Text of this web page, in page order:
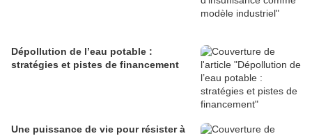
Dépollution de l’eau potable :
stratégies et pistes de financement
Une puissance de vie pour résister à